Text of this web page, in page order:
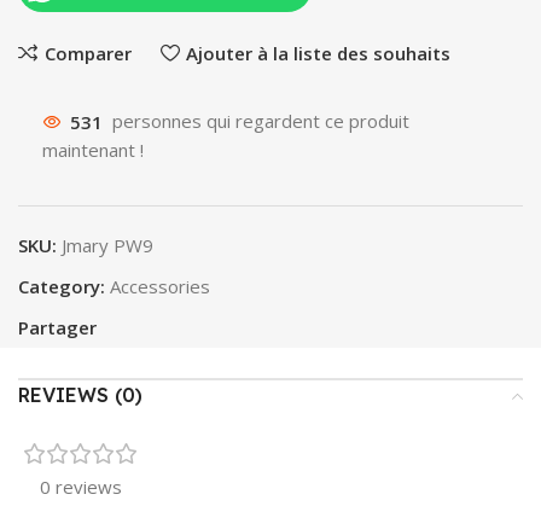
Comparer Ajouter à la liste des souhaits
531 personnes qui regardent ce produit
maintenant !
SKU: Jmary PW9
Category: Accessories
Partager
REVIEWS (0)
0 reviews